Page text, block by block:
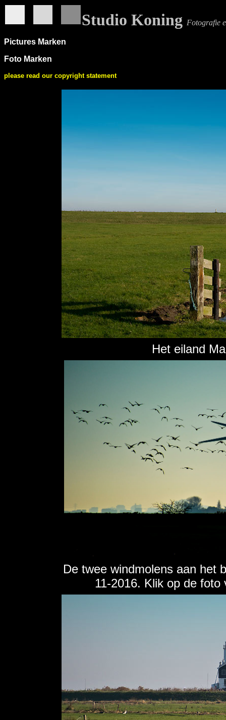
Studio Koning Fotografie
Pictures Marken
Foto Marken
please read our copyright statement
Het eiland
De twee windmolens aan het
11-2016. Klik op de